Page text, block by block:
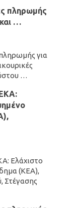
πληρωμής
και …
για
…
Ελάχιστο
(ΚΕΑ),
Στέγασης